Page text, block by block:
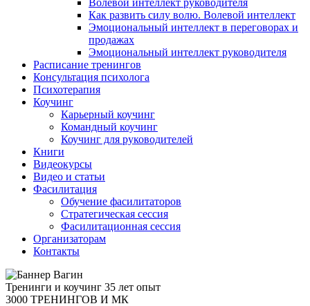
Волевой интеллект руководителя
Как развить силу волю. Волевой интеллект
Эмоциональный интеллект в переговорах и
продажах
Эмоциональный интеллект руководителя
Расписание тренингов
Консультация психолога
Психотерапия
Коучинг
Карьерный коучинг
Командный коучинг
Коучинг для руководителей
Книги
Видеокурсы
Видео и статьи
Фасилитация
Обучение фасилитаторов
Стратегическая сессия
Фасилитационная сессия
Организаторам
Контакты
Тренинги и коучинг 35 лет опыт
3000 ТРЕНИНГОВ И МК